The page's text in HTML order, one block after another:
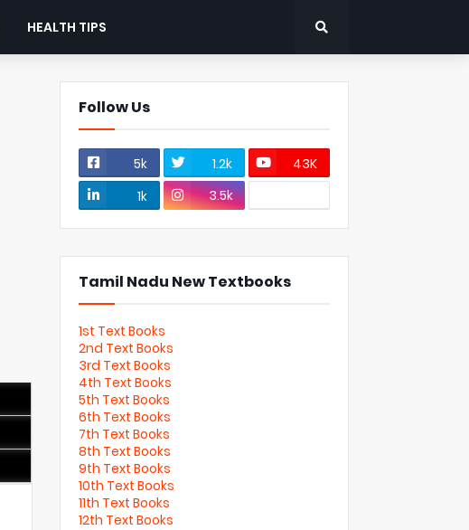
HEALTH TIPS
Follow Us
5k 1.2k
43K
1k
3.5k
Tamil Nadu New Textbooks
1st Text Books
2nd Text Books
3rd Text Books
4th Text Books
5th Text Books
6th Text Books
7th Text Books
8th Text Books
9th Text Books
10th Text Books
11th Text Books
12th Text Books